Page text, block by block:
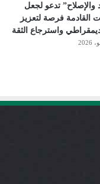
والإصلاح” تدعو لجعل
القادمة فرصة لتعزيز
واسترجاع الثقة